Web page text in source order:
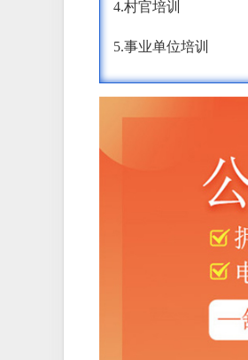
4.村官培训
5.事业单位培训